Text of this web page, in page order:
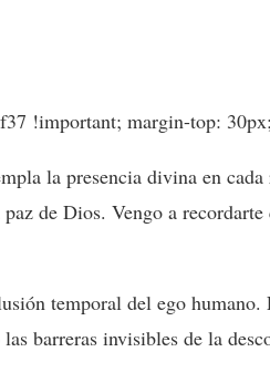
!important; margin-top:
la presencia divina en
de Dios. Vengo a
temporal del ego
barreras invisibles de la